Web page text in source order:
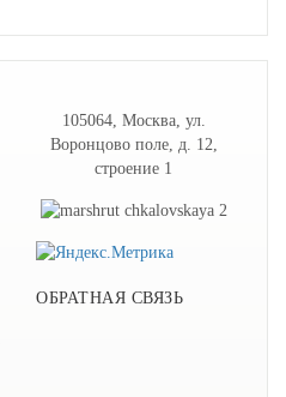
105064, Москва, ул.
Воронцово поле, д. 12,
строение 1
ОБРАТНАЯ СВЯЗЬ